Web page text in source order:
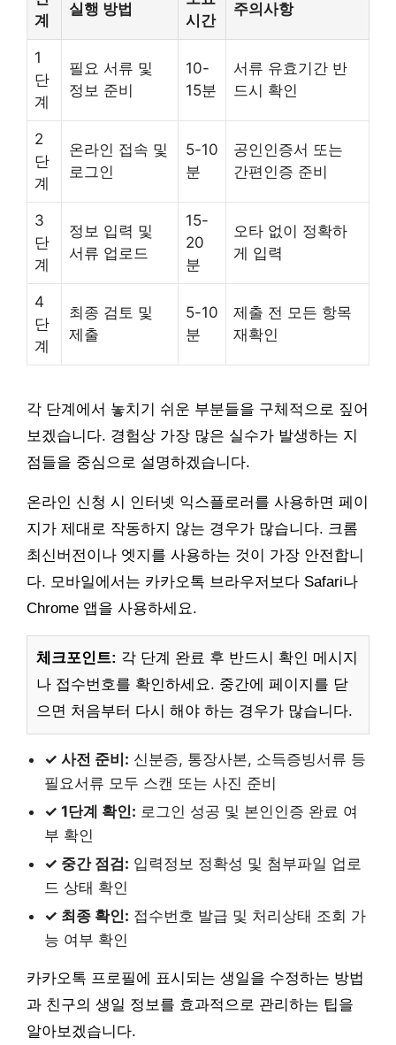
계
실행 방법
시간
주의사항
1
단
계
필요 서류 및
정보 준비
10-
15분
서류 유효기간 반
드시 확인
2
단
계
온라인 접속 및
로그인
5-10
분
공인인증서 또는
간편인증 준비
3
단
계
정보 입력 및
서류 업로드
15-
20
분
오타 없이 정확하
게 입력
4
단
계
최종 검토 및
제출
5-10
분
제출 전 모든 항목
재확인
각 단계에서 놓치기 쉬운 부분들을 구체적으로 짚어
보겠습니다. 경험상 가장 많은 실수가 발생하는 지
점들을 중심으로 설명하겠습니다.
온라인 신청 시 인터넷 익스플로러를 사용하면 페이
지가 제대로 작동하지 않는 경우가 많습니다. 크롬
최신버전이나 엣지를 사용하는 것이 가장 안전합니
다. 모바일에서는 카카오톡 브라우저보다 Safari나
Chrome 앱을 사용하세요.
체크포인트: 각 단계 완료 후 반드시 확인 메시지
나 접수번호를 확인하세요. 중간에 페이지를 닫
으면 처음부터 다시 해야 하는 경우가 많습니다.
✓ 사전 준비: 신분증, 통장사본, 소득증빙서류 등
필요서류 모두 스캔 또는 사진 준비
✓ 1단계 확인: 로그인 성공 및 본인인증 완료 여
부 확인
✓ 중간 점검: 입력정보 정확성 및 첨부파일 업로
드 상태 확인
✓ 최종 확인: 접수번호 발급 및 처리상태 조회 가
능 여부 확인
카카오톡 프로필에 표시되는 생일을 수정하는 방법
과 친구의 생일 정보를 효과적으로 관리하는 팁을
알아보겠습니다.